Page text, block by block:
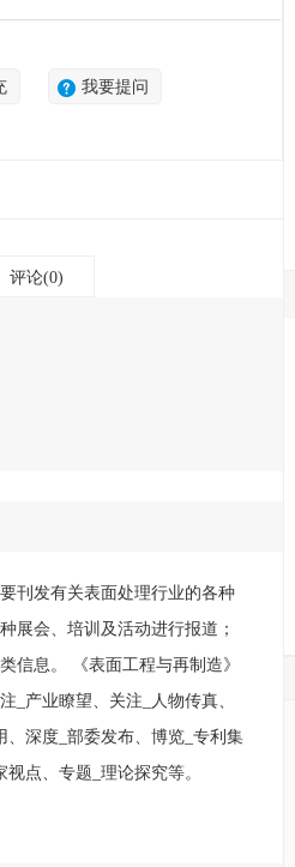
我要提问
评论(0)
刊发有关表面处理行业的各种
展会、培训及活动进行报道；
信息。 《表面工程与再制造》
_产业瞭望、关注_人物传真、
、深度_部委发布、博览_专利集
点、专题_理论探究等。